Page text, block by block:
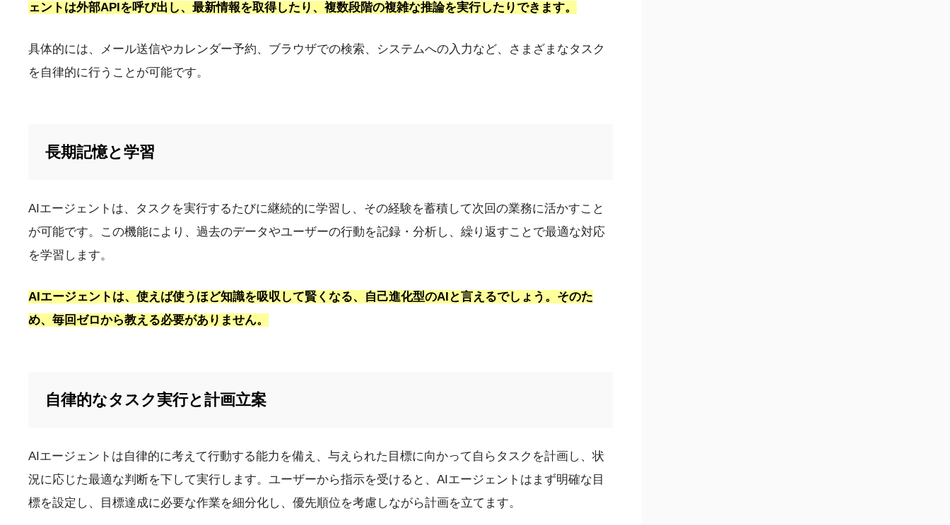
ェントは外部APIを呼び出し、最新情報を取得したり、複数段階の複雑な推論を実行したりできます。
具体的には、メール送信やカレンダー予約、ブラウザでの検索、システムへの入力など、さまざまなタスク
を自律的に行うことが可能です。
長期記憶と学習
AIエージェントは、タスクを実行するたびに継続的に学習し、その経験を蓄積して次回の業務に活かすこと
が可能です。この機能により、過去のデータやユーザーの行動を記録・分析し、繰り返すことで最適な対応
を学習します。
AIエージェントは、使えば使うほど知識を吸収して賢くなる、自己進化型のAIと言えるでしょう。そのた
め、毎回ゼロから教える必要がありません。
自律的なタスク実行と計画立案
AIエージェントは自律的に考えて行動する能力を備え、与えられた目標に向かって自らタスクを計画し、状
況に応じた最適な判断を下して実行します。ユーザーから指示を受けると、AIエージェントはまず明確な目
標を設定し、目標達成に必要な作業を細分化し、優先順位を考慮しながら計画を立てます。